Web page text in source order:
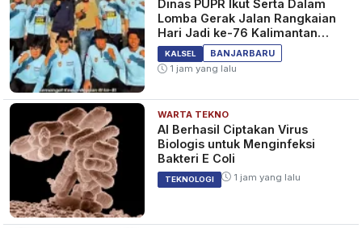
Dinas PUPR Ikut Serta Dalam
Lomba Gerak Jalan Rangkaian
Hari Jadi ke-76 Kalimantan
Selatan
KALSEL
BANJARBARU
1 jam yang lalu
WARTA TEKNO
AI Berhasil Ciptakan Virus
Biologis untuk Menginfeksi
Bakteri E Coli
TEKNOLOGI 1 jam yang lalu